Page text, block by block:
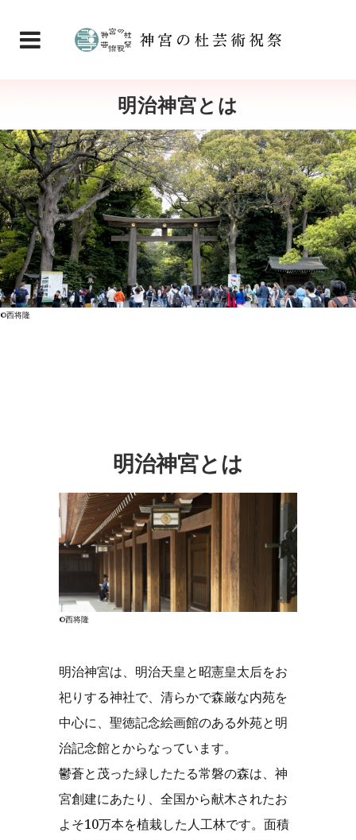
明治神宮とは
©西将隆
明治神宮とは
©西将隆
明治神宮は、明治天皇と昭憲皇太后をお
祀りする神社で、清らかで森厳な内苑を
中心に、聖徳記念絵画館のある外苑と明
治記念館とからなっています。
鬱蒼と茂った緑したたる常磐の森は、神
宮創建にあたり、全国から献木されたお
よそ10万本を植栽した人工林です。面積